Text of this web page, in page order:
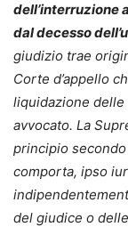
dell’interruzione
dal decesso
giudizio trae
Corte d’appello
liquidazione
avvocato. La
principio
comporta, ipso
del giudice o